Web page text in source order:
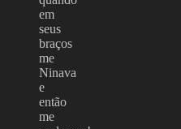
em
seus
braços
me
Ninava
e
então
me